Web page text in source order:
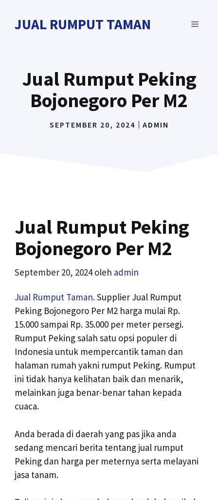
JUAL RUMPUT TAMAN MENU
Jual Rumput Peking
Bojonegoro Per M2
SEPTEMBER 20, 2024 ADMIN
Jual Rumput Peking
Bojonegoro Per M2
September 20, 2024 oleh admin
Jual Rumput Taman.Supplier Jual Rumput
Peking Bojonegoro Per M2 harga mulai Rp.
15.000 sampai Rp. 35.000 per meter persegi.
Rumput Peking salah satu opsi populer di
Indonesia untuk mempercantik taman dan
halaman rumah yakni rumput Peking. Rumput
ini tidak hanya kelihatan baik dan menarik,
melainkan juga benar-benar tahan kepada
cuaca.
Anda berada di daerah yang pas jika anda
sedang mencari berita tentang jual rumput
Peking dan harga per meternya serta melayani
jasa tanam.